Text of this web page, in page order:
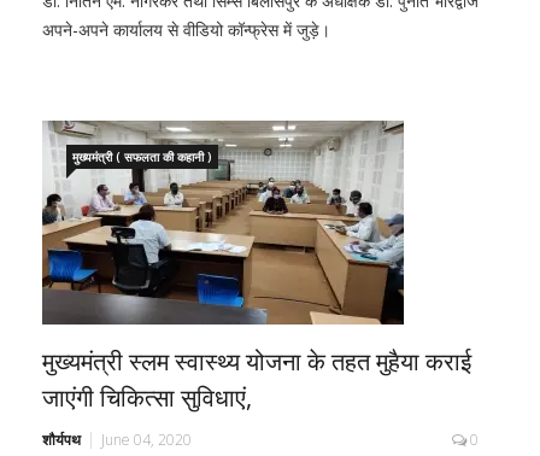
अपने-अपने कार्यालय से वीडियो कॉन्फ्रेस में जुड़े।
मुख्यमंत्री ( सफलता की कहानी )
मुख्यमंत्री स्लम स्वास्थ्य योजना के तहत मुहैया कराई
जाएंगी चिकित्सा सुविधाएं,
शौर्यपथ June 04, 2020 0